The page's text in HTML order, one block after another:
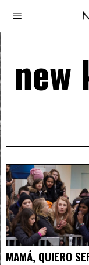
new
MAMÁ, QUIERO